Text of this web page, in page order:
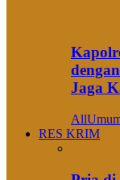
Jaga
All
RES KRIM